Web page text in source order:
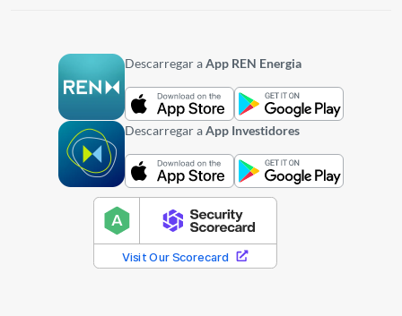
Descarregar aApp REN Energia
Descarregar aApp Investidores